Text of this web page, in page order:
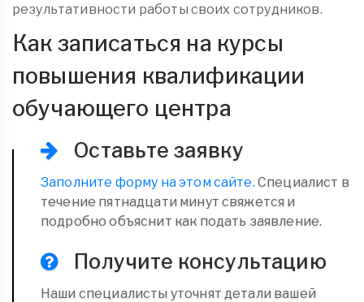
результативности работы своих сотрудников.
Как записаться на курсы
повышения квалификации
обучающего центра
Оставьте заявку
Заполните форму на этом сайте. Специалист в
течение пятнадцати минут свяжется и
подробно объяснит как подать заявление.
Получите консультацию
Наши специалисты уточнят детали вашей